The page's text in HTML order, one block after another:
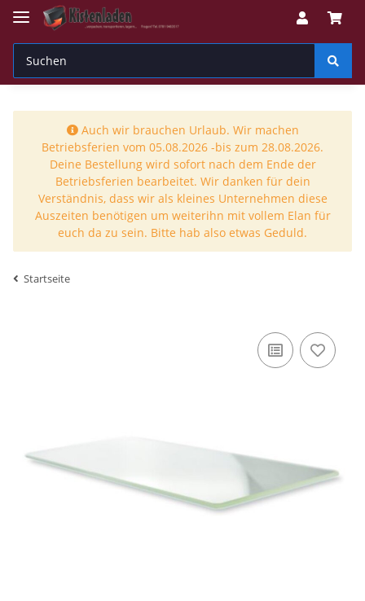
Auch wir brauchen Urlaub. Wir machen
Betriebsferien vom 05.08.2026 -bis zum 28.08.2026.
Deine Bestellung wird sofort nach dem Ende der
Betriebsferien bearbeitet. Wir danken für dein
Verständnis, dass wir als kleines Unternehmen diese
Auszeiten benötigen um weiterihn mit vollem Elan für
euch da zu sein. Bitte hab also etwas Geduld.
Startseite